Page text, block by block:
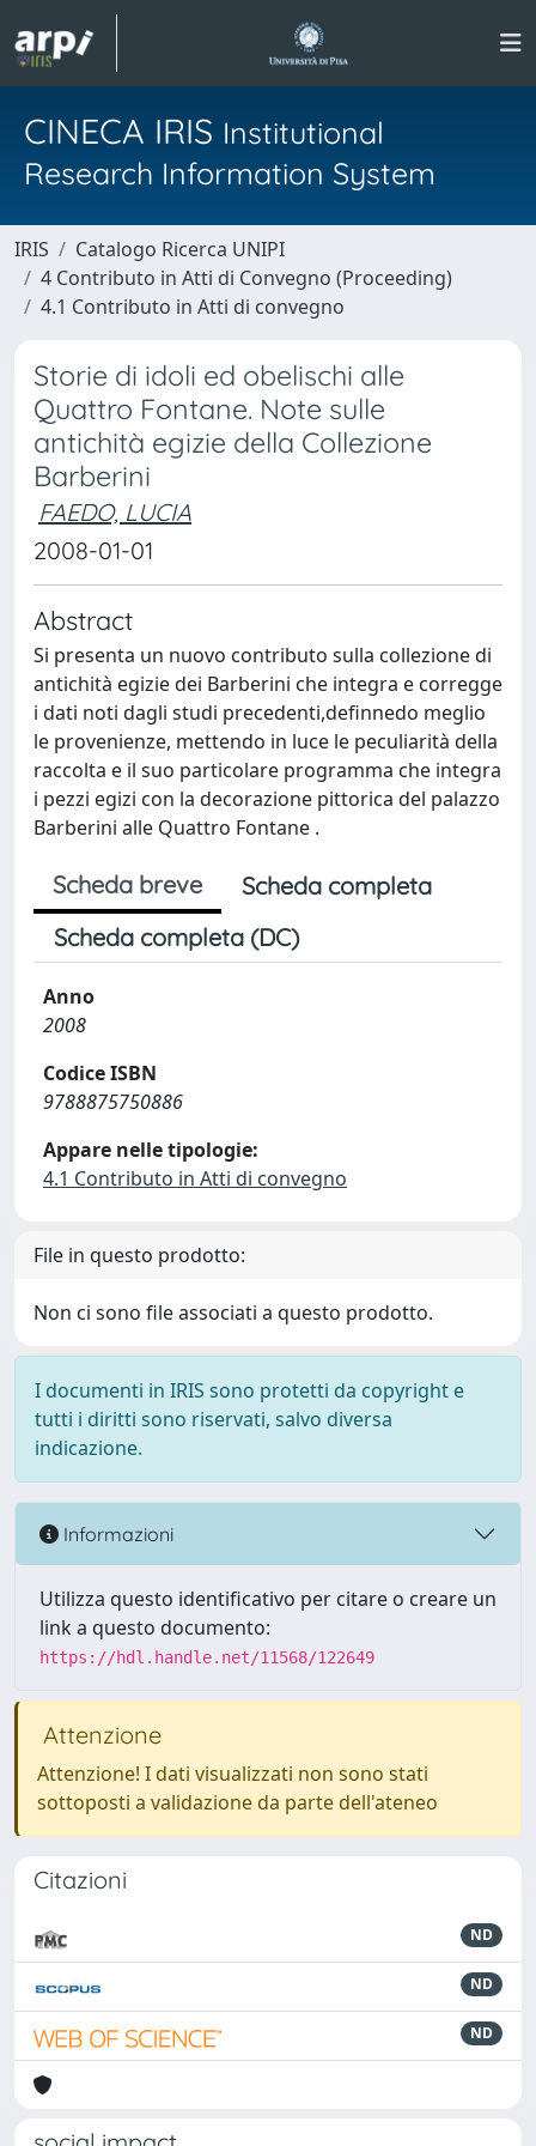
CINECA IRIS Institutional
Research Information System
IRIS
Catalogo Ricerca UNIPI
4 Contributo in Atti di Convegno (Proceeding)
4.1 Contributo in Atti di convegno
Storie di idoli ed obelischi alle
Quattro Fontane. Note sulle
antichità egizie della Collezione
Barberini
FAEDO, LUCIA
2008-01-01
Abstract
Si presenta un nuovo contributo sulla collezione di
antichità egizie dei Barberini che integra e corregge
i dati noti dagli studi precedenti,definnedo meglio
le provenienze, mettendo in luce le peculiarità della
raccolta e il suo particolare programma che integra
i pezzi egizi con la decorazione pittorica del palazzo
Barberini alle Quattro Fontane .
Scheda breve
Scheda completa
Scheda completa (DC)
Anno
2008
Codice ISBN
9788875750886
Appare nelle tipologie:
4.1 Contributo in Atti di convegno
File in questo prodotto:
Non ci sono file associati a questo prodotto.
I documenti in IRIS sono protetti da copyright e
tutti i diritti sono riservati, salvo diversa
indicazione.
Informazioni
Utilizza questo identificativo per citare o creare un
link a questo documento:
https://hdl.handle.net/11568/122649
Attenzione
Attenzione! I dati visualizzati non sono stati
sottoposti a validazione da parte dell'ateneo
Citazioni
ND
ND
ND